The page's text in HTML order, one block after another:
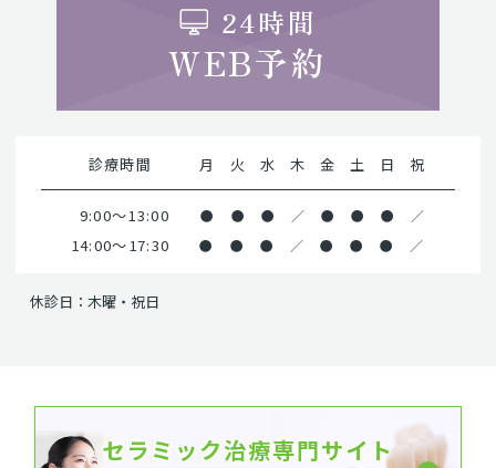
24時間
WEB予約
診療時間 月 火 水 木 金 土 日 祝
9:00～13:00 ● ● ● ／ ● ● ● ／
14:00～17:30 ● ● ● ／ ● ● ● ／
休診日：木曜・祝日
セラミック治療専門サイト